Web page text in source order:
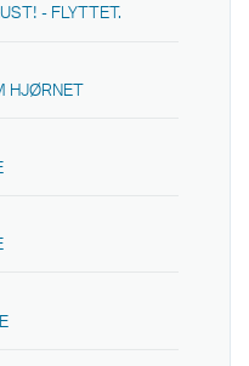
- FLYTTET.
HJØRNET